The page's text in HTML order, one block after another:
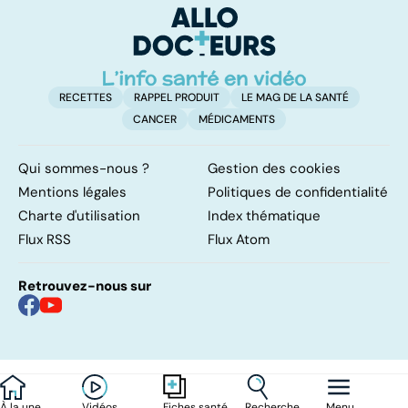
encore mal
connu
RECETTES RAPPEL PRODUIT
LE MAG DE LA SANTÉ
CANCER
MÉDICAMENTS
Qui sommes-nous ?
Gestion des cookies
Mentions légales
Politiques de confidentialité
Charte d'utilisation
Index thématique
Flux RSS
Flux Atom
Retrouvez-nous sur